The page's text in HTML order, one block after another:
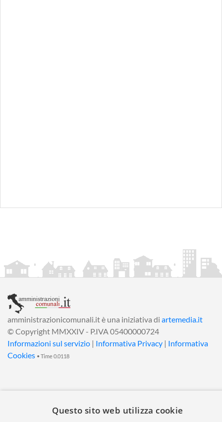
amministrazionicomunali.it è una iniziativa di artemedia.it
© Copyright MMXXIV - P.IVA 05400000724
Informazioni sul servizio | Informativa Privacy | Informativa
Cookies • Time 0.0118
Questo sito web utilizza cookie